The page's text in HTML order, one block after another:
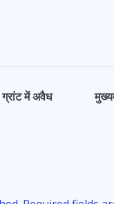
ग्रांट में अवैध